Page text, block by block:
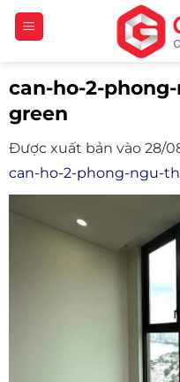
Bỏ
qua
dung
can-ho-2-
green
Được xuất bản vào 28/
can-ho-2-phong-ngu-